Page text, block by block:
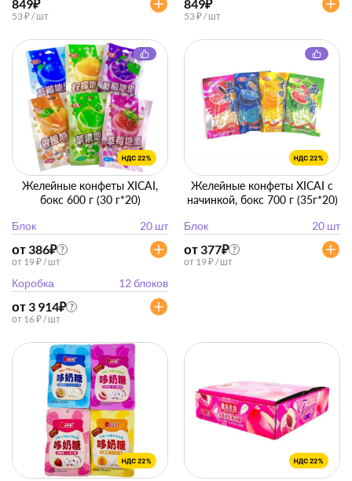
849₽
53 ₽ / шт
849₽
53 ₽ / шт
Желейные конфеты XICAI,
бокс 600 г (30 г*20)
Блок
20 шт
от 386₽ ?
от 19 ₽ / шт
Коробка 12 блоков
от 3 914₽ ?
от 16 ₽ / шт
Желейные конфеты XICAI с
начинкой, бокс 700 г (35г*20)
Блок
20 шт
от 377₽ ?
от 19 ₽ / шт